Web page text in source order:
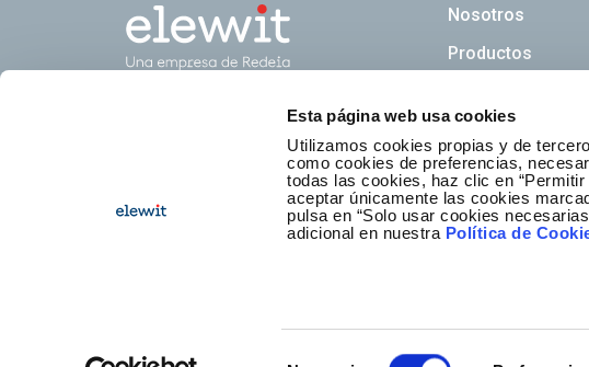
Esta página web usa cookies
Utilizamos cookies propias y de
como cookies de preferencias,
todas las cookies, haz clic en
aceptar únicamente las cookies
pulsa en “Solo usar cookies
adicional en nuestra Política de
Navegación
Nosotros
Productos
Newsletter